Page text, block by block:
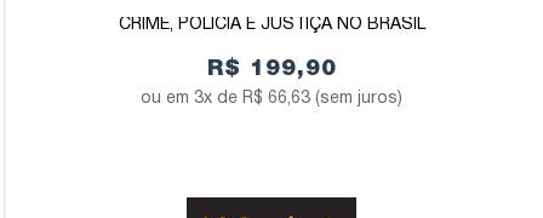
CRIME, POLÍCIA E JUSTIÇA NO BRASIL
R$ 199,90
3x de R$ 66,63 (sem juros)